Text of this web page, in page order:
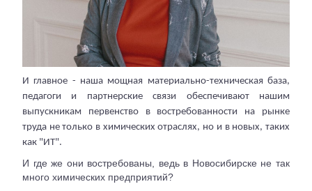
И главное - наша мощная материально-техническая база,
педагоги и партнерские связи обеспечивают нашим
выпускникам первенство в востребованности на рынке
труда не только в химических отраслях, но и в новых, таких
как "ИТ".
И где же они востребованы, ведь в Новосибирске не так
много химических предприятий?